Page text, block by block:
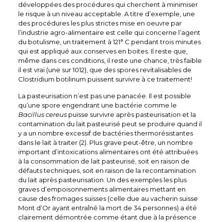
développées des procédures qui cherchent à minimiser
le risque à un niveau acceptable. A titre d’exemple, une
des procédures les plus strictes mise en oeuvre par
l’industrie agro-alimentaire est celle qui concerne l’agent
du botulisme, un traitement à 121° C pendant trois minutes
qui est appliqué aux conserves en boites. Il reste que,
même dans ces conditions, il reste une chance, très faible
il est vrai (une sur 1012), que des spores revitalisables de
Clostridium botilinum puissent survivre à ce traitement!
La pasteurisation n’est pas une panacée. Il est possible
qu’une spore engendrant une bactérie comme le
Bacillus cereuspuisse survivre après pasteurisation et la
contamination du lait pasteurisé peut se produire quand il
y a un nombre excessif de bactéries thermorésistantes
dans le lait à traiter (2). Plus grave peut-être, un nombre
important d’intoxications alimentaires ont été attribuées
à la consommation de lait pasteurisé, soit en raison de
défauts techniques, soit en raison de la recontamination
du lait après pasteurisation. Un des exemples les plus
graves d’empoisonnements alimentaires mettant en
cause des fromages suisses (celle due au vacherin suisse
Mont d’Or ayant entraîné la mort de 34 personnes) a été
clairement démontrée comme étant due à la présence